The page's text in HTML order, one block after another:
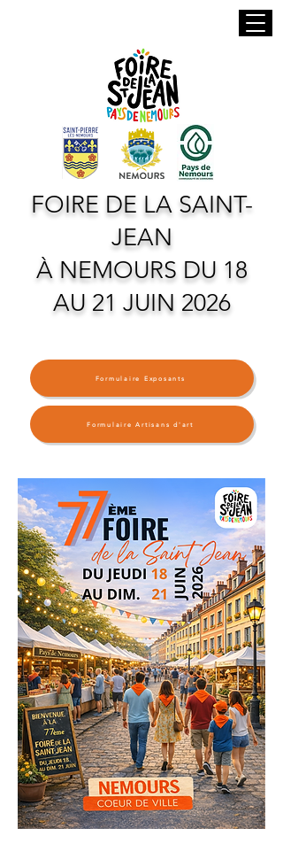
FOIRE DE LA SAINT-
JEAN
À NEMOURS DU 18
AU 21 JUIN 2026
Formulaire Exposants
Formulaire Artisans d'art